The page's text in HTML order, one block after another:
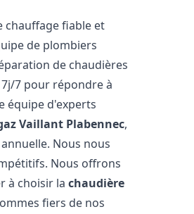
chauffage fiable et
de plombiers
de chaudières
7 pour répondre à
équipe d'experts
Vaillant Plabennec,
Nous nous
Nous offrons
à choisir lachaudière
fiers de nos